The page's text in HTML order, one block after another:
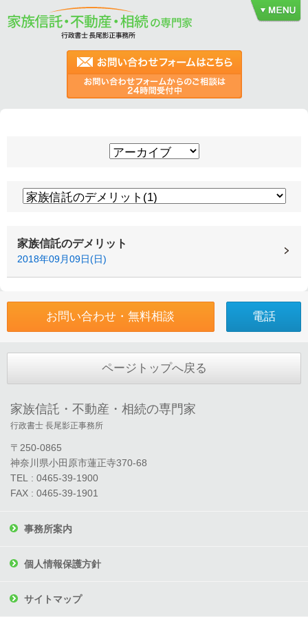
家族信託のデメリット
2018年09月09日(日)
お問い合わせ・無料相談 電話
ページトップへ戻る
家族信託・不動産・相続の専門家
行政書士 長尾影正事務所
〒250-0865
神奈川県小田原市蓮正寺370-68
TEL : 0465-39-1900
FAX : 0465-39-1901
事務所案内
個人情報保護方針
サイトマップ